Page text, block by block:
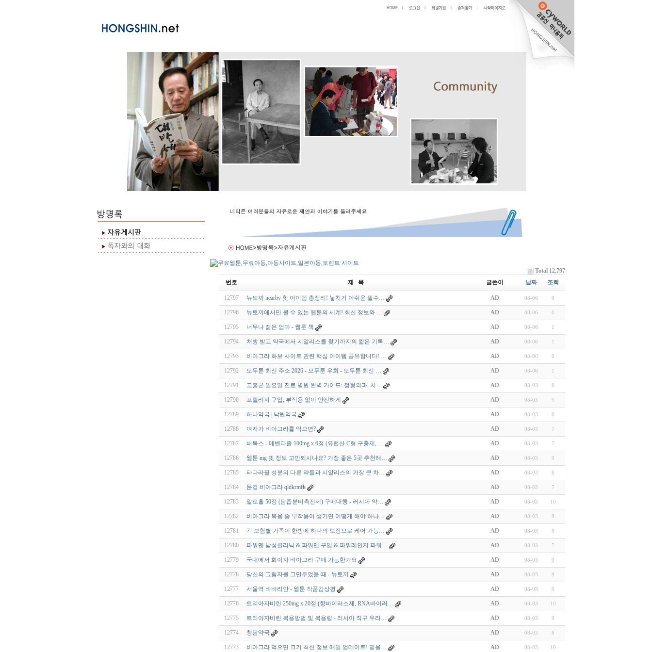
Total 12,797
번호
제 목 글쓴이 날짜 조회
12797 뉴토끼 nearby 핫 아이템 총정리! 놓치기 아쉬운 필수… AD 08-06 0
12796 뉴토끼에서만 볼 수 있는 웹툰의 세계! 최신 정보와 … AD 08-06 0
12795 너무나 젊은 엄마 - 웹툰 책 AD 08-06 1
12794 처방 받고 약국에서 시알리스를 찾기까지의 짧은 기록… AD 08-06 1
12793 비아그라 화보 사이트 관련 핵심 아이템 공유합니다! … AD 08-06 0
12792 모두툰 최신 주소 2026 - 모두툰 우회 - 모두툰 최신 … AD 08-06 1
12791 고흥군 일요일 진료 병원 완벽 가이드: 정형외과, 치… AD 08-03 8
12790 프릴리지 구입, 부작용 없이 안전하게 AD 08-03 9
12789 하나약국 | 낙원약국 AD 08-03 8
12788 여자가 비아그라를 먹으면? AD 08-03 7
12787 버목스 - 메벤다졸 100mg x 6정 (유럽산 C형 구충제, … AD 08-03 7
12786 웹툰 mg 빚 정보 고민되시나요? 가장 좋은 5곳 추천해… AD 08-03 9
12785 타다라필 성분의 다른 약들과 시알리스의 가장 큰 차… AD 08-03 8
12784 문경 비아그라 qldkrmfk AD 08-03 7
12783 알로홀 50정 (담즙분비촉진제) 구매대행 - 러시아 약… AD 08-03 10
12782 비아그라 복용 중 부작용이 생기면 어떻게 해야 하나… AD 08-03 9
12781 각 보험별 가족이 한방에 하나의 보장으로 케어 가능… AD 08-03 8
12780 파워맨 남성클리닉 & 파워맨 구입 & 파워레인저 파워… AD 08-03 7
12779 국내에서 화이자 비아그라 구매 가능한가요 AD 08-03 9
12778 당신의 그림자를 그만두었을 때 - 뉴토끼 AD 08-03 9
12777 서울역 바바리안 - 웹툰 작품감상평 AD 08-03 9
12776 트리아자비린 250mg x 20정 (항바이러스제, RNA바이러… AD 08-03 10
12775 트리아자비린 복용방법 및 복용량 - 러시아 직구 우라… AD 08-03 9
12774 청담약국 AD 08-03 8
12773 비아그라 먹으면 크기 최신 정보 매일 업데이트! 믿을… AD 08-03 10